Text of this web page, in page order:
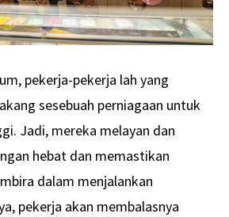
pekerja-pekerja lah yang
sesebuah perniagaan untuk
Jadi, mereka melayan dan
hebat dan memastikan
dalam menjalankan
pekerja akan membalasnya